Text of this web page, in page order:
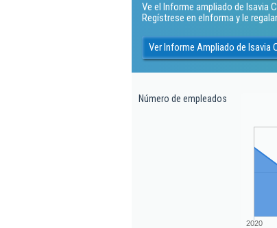
Ve el Informe ampliado de Isavia
Regístrese en eInforma y le
Ver Informe Ampliado de Isavia
Número de empleados
2020